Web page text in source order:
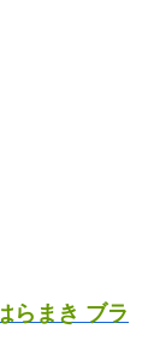
らまき ブラ